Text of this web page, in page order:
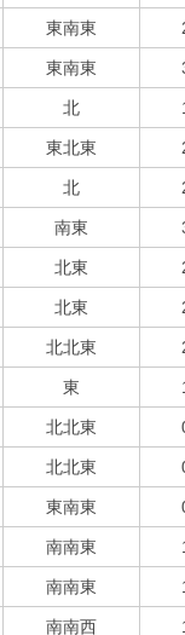
東南東
東南東
北
東北東
北
南東
北東
北東
北北東
東
北北東
北北東
東南東
南南東
南南東
南南西